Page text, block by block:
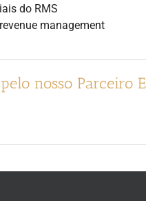
do RMS
management
nosso Parceiro